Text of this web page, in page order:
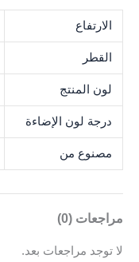
الارتفاع
القطر
لون المنتج
درجة لون الإضاءة
مصنوع من
مراجعات (0)
لا توجد مراجعات بعد.